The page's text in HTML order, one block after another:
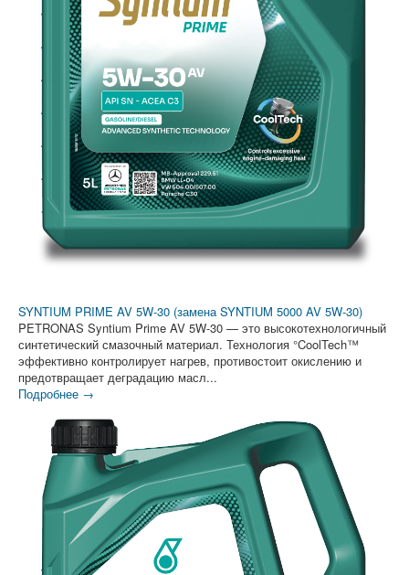
SYNTIUM PRIME AV 5W-30 (замена SYNTIUM 5000 AV 5W-30)
PETRONAS Syntium Prime AV 5W-30 — это высокотехнологичный
синтетический смазочный материал. Технология °CoolTech™
эффективно контролирует нагрев, противостоит окислению и
предотвращает деградацию масл...
Подробнее →